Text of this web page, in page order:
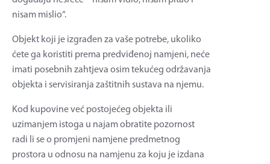
nisam mislio“.
Objekt koji je izgrađen za vaše potrebe, ukoliko
ćete ga koristiti prema predviđenoj namjeni, neće
imati posebnih zahtjeva osim tekućeg održavanja
objekta i servisiranja zaštitnih sustava na njemu.
Kod kupovine već postojećeg objekta ili
uzimanjem istoga u najam obratite pozornost
radi li se o promjeni namjene predmetnog
prostora u odnosu na namjenu za koju je izdana